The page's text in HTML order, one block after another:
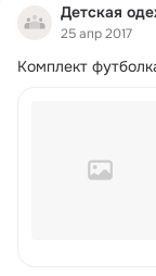
Детская
25 апр 2017
Комплект